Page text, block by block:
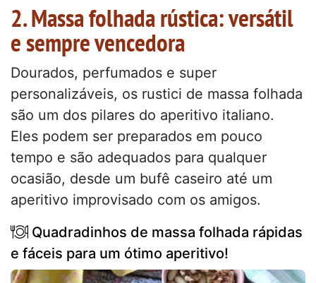
2. Massa folhada rústica: versátil
e sempre vencedora
Dourados, perfumados e super
personalizáveis, os rustici de massa folhada
são um dos pilares do aperitivo italiano.
Eles podem ser preparados em pouco
tempo e são adequados para qualquer
ocasião, desde um bufê caseiro até um
aperitivo improvisado com os amigos.
Quadradinhos de massa folhada rápidas
e fáceis para um ótimo aperitivo!